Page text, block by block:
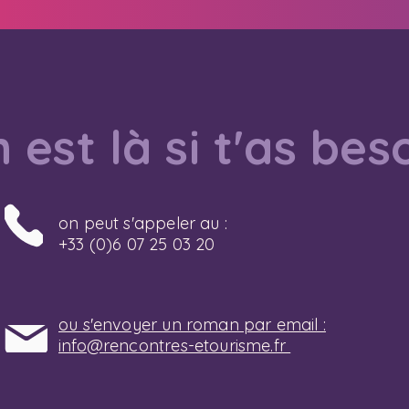
est là si t'as
on peut s'appeler au :
+33 (0)6 07 25 03 20
ou s'envoyer un roman par email :
info@rencontres-etourisme.fr